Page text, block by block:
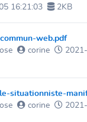
16:21:03
2KB
web.pdf
corine
situationniste-
corine